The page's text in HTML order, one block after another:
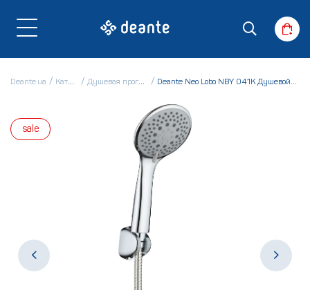
Deante.ua Каталог Душевая программа Deante Neo Lobo NBY 041K Душевой гарнитур
sale